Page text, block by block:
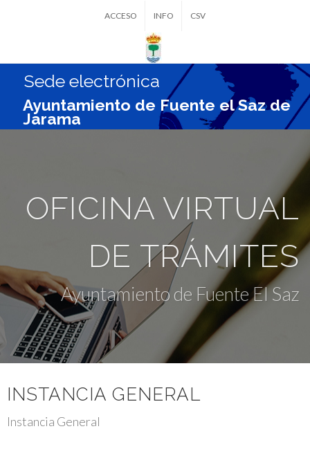
ACCESO INFO CSV
Sede electrónica
Ayuntamiento de Fuente el Saz de
Jarama
OFICINA VIRTUAL
DE TRÁMITES
Ayuntamiento de Fuente El Saz
INSTANCIA GENERAL
Instancia General